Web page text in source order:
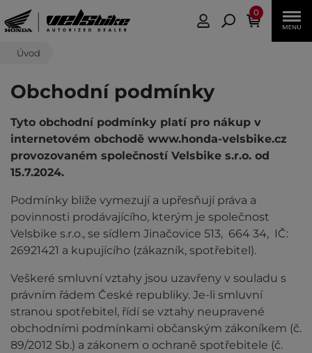
0
Úvod
Obchodní podmínky
Tyto obchodní podmínky platí pro nákup v
internetovém obchodě www.honda-velsbike.cz
provozovaném společností Velsbike s.r.o. od
15.7.2024.
Podmínky blíže vymezují a upřesňují práva a
povinnosti prodávajícího, kterým je společnost
Velsbike s.r.o., se sídlem Jinačovice 513, 664 34, IČ:
26921421 a kupujícího (zákazník, spotřebitel).
Veškeré smluvní vztahy jsou uzavřeny v souladu s
právním řádem České republiky. Je-li smluvní
stranou spotřebitel, řídí se vztahy neupravené
obchodními podmínkami občanským zákoníkem (č.
89/2012 Sb.) a zákonem o ochraně spotřebitele (č.